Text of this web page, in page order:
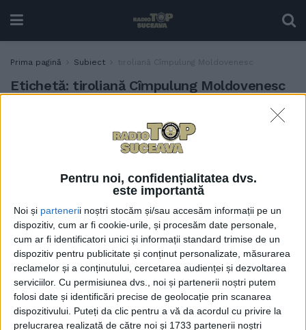
Pentru noi, confidențialitatea dvs.
este importantă
Noi și partenerii noștri stocăm și/sau accesăm informații pe un
dispozitiv, cum ar fi cookie-urile, și procesăm date personale,
cum ar fi identificatori unici și informații standard trimise de un
dispozitiv pentru publicitate și conținut personalizate, măsurarea
reclamelor și a conținutului, cercetarea audienței și dezvoltarea
serviciilor. Cu permisiunea dvs., noi și partenerii noștri putem
folosi date și identificări precise de geolocație prin scanarea
dispozitivului. Puteți da clic pentru a vă da acordul cu privire la
prelucrarea realizată de către noi și 1733 partenerii noștri
Prima pagină Subiect tiroliană Cîmpulung Moldovenesc
Etichetă: tiroliană Cîmpulung Moldovenesc
”Vara, din punct de vedere
turistic, a fost bună” pentru
Cîmpulung Moldovenesc.
Skywalk-ul de pe Piatra
Șoimului, ”un punct de
atracție extraordinar de
mare”
28 AUGUST, 2025
ADMINISTRAȚIE
Din vară, e posibil ca la
pîrtia de la Cîmpulung
Moldovenesc să existe o
tiroliană cu o lungime de 3